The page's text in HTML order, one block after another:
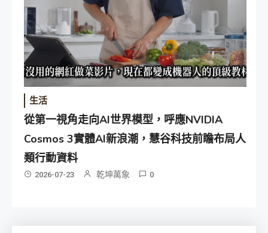
生活
從第一視角走向AI世界模型，呼應NVIDIA
Cosmos 3實體AI新浪潮，慧谷科技前瞻布局人
類行動資料
2026-07-23 乾坤萬象 0